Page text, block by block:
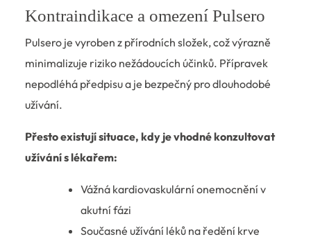
Kontraindikace a omezení Pulsero
Pulsero je vyroben z přírodních složek, což výrazně
minimalizuje riziko nežádoucích účinků. Přípravek
nepodléhá předpisu a je bezpečný pro dlouhodobé
užívání.
Přesto existují situace, kdy je vhodné konzultovat
užívání s lékařem:
Vážná kardiovaskulární onemocnění v
akutní fázi
Současné užívání léků na ředění krve